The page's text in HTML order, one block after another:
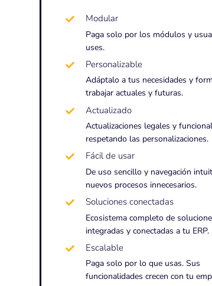
Modular
Paga solo por los módulos y
uses.
Personalizable
Adáptalo a tus necesidades y
trabajar actuales y futuras.
Actualizado
Actualizaciones legales y
respetando las personalizaciones.
Fácil de usar
De uso sencillo y navegación
nuevos procesos innecesarios.
Soluciones conectadas
Ecosistema completo de
integradas y conectadas a tu ERP.
Escalable
Paga solo por lo que usas. Sus
funcionalidades crecen con tu